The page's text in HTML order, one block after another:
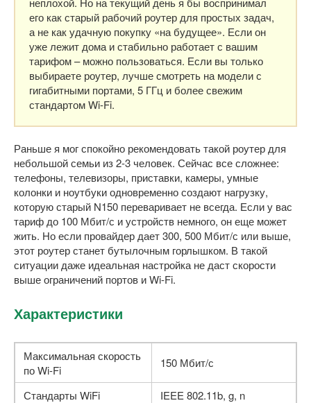
его как старый рабочий роутер для простых задач,
а не как удачную покупку «на будущее». Если он
уже лежит дома и стабильно работает с вашим
тарифом – можно пользоваться. Если вы только
выбираете роутер, лучше смотреть на модели с
гигабитными портами, 5 ГГц и более свежим
стандартом Wi-Fi.
Раньше я мог спокойно рекомендовать такой роутер для
небольшой семьи из 2-3 человек. Сейчас все сложнее:
телефоны, телевизоры, приставки, камеры, умные
колонки и ноутбуки одновременно создают нагрузку,
которую старый N150 переваривает не всегда. Если у вас
тариф до 100 Мбит/с и устройств немного, он еще может
жить. Но если провайдер дает 300, 500 Мбит/с или выше,
этот роутер станет бутылочным горлышком. В такой
ситуации даже идеальная настройка не даст скорости
выше ограничений портов и Wi-Fi.
Характеристики
Максимальная скорость
по Wi-Fi
150 Мбит/с
Стандарты WiFi
IEEE 802.11b, g, n